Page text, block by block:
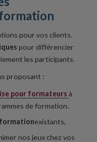
pour vos clients.
pour différencier
les participants.
proposant :
pour formateurs à
de formation.
existants,
nos jeux chez vos